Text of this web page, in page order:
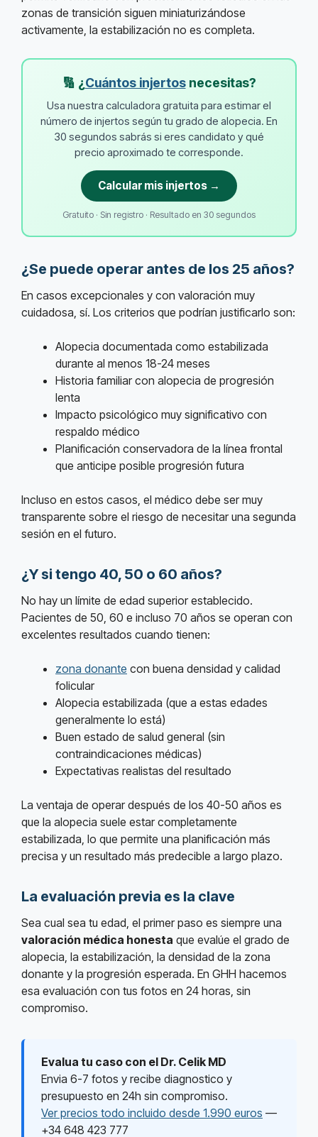
zonas de transición siguen miniaturizándose
activamente, la estabilización no es completa.
🔢 ¿Cuántos injertosnecesitas?
Usa nuestra calculadora gratuita para estimar el
número de injertos según tu grado de alopecia. En
30 segundos sabrás si eres candidato y qué
precio aproximado te corresponde.
Calcular mis injertos →
Gratuito · Sin registro · Resultado en 30 segundos
¿Se puede operar antes de los 25 años?
En casos excepcionales y con valoración muy
cuidadosa, sí. Los criterios que podrían justificarlo son:
Alopecia documentada como estabilizada
durante al menos 18-24 meses
Historia familiar con alopecia de progresión
lenta
Impacto psicológico muy significativo con
respaldo médico
Planificación conservadora de la línea frontal
que anticipe posible progresión futura
Incluso en estos casos, el médico debe ser muy
transparente sobre el riesgo de necesitar una segunda
sesión en el futuro.
¿Y si tengo 40, 50 o 60 años?
No hay un límite de edad superior establecido.
Pacientes de 50, 60 e incluso 70 años se operan con
excelentes resultados cuando tienen:
zona donante con buena densidad y calidad
folicular
Alopecia estabilizada (que a estas edades
generalmente lo está)
Buen estado de salud general (sin
contraindicaciones médicas)
Expectativas realistas del resultado
La ventaja de operar después de los 40-50 años es
que la alopecia suele estar completamente
estabilizada, lo que permite una planificación más
precisa y un resultado más predecible a largo plazo.
La evaluación previa es la clave
Sea cual sea tu edad, el primer paso es siempre una
valoración médica honesta que evalúe el grado de
alopecia, la estabilización, la densidad de la zona
donante y la progresión esperada. En GHH hacemos
esa evaluación con tus fotos en 24 horas, sin
compromiso.
Evalua tu caso con el Dr. Celik MD
Envia 6-7 fotos y recibe diagnostico y
presupuesto en 24h sin compromiso.
Ver precios todo incluido desde 1.990 euros —
+34 648 423 777